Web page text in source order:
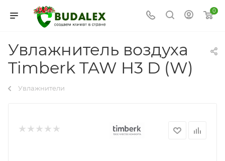
0
Увлажнитель воздуха
Timberk TAW H3 D (W)
Увлажнители